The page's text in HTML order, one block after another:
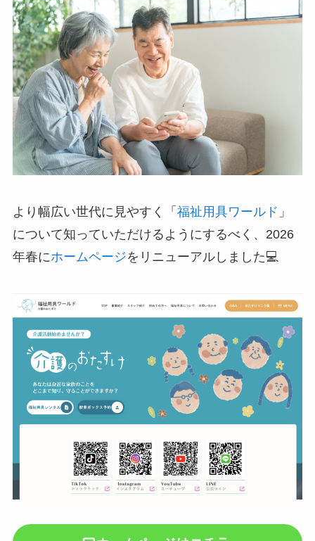
より幅広い世代に見やすく「 福祉用具ワールド 」
について知っていただけるようにするべく、2026
年春にホームページをリニューアルしました💻